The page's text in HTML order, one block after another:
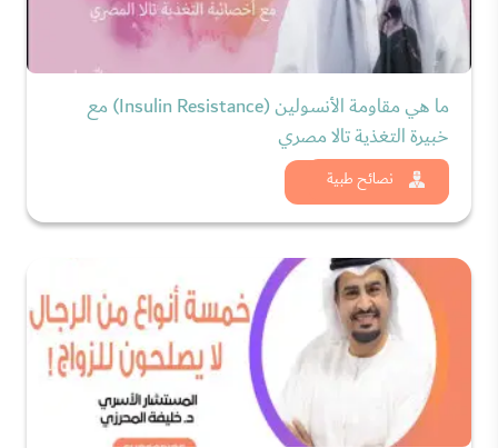
نصائح طبية
ما هي مقاومة الأنسولين (Insulin Resistance) مع
خبيرة التغذية تالا مصري
شاهد الان